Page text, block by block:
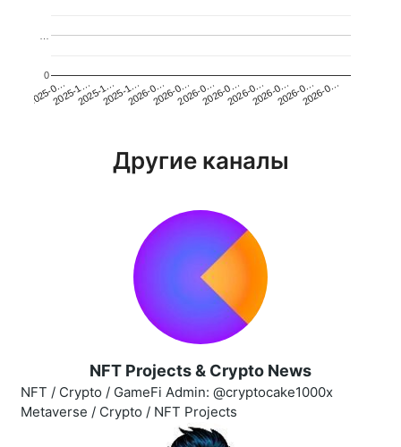
2025-0…2025-1…2025-1…2025-1…2026-0…2026-0…2026-0…2026-0…2026-0…2026-0…2026-0…2026-0…
0
Другие каналы
NFT Projects & Crypto News
NFT / Crypto / GameFi Admin: @cryptocake1000x
Metaverse / Crypto / NFT Projects